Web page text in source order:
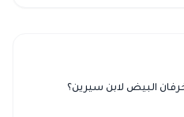
البيض لابن سيرين؟